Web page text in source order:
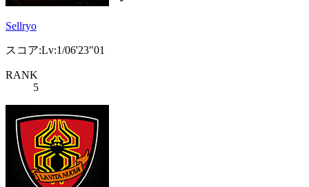
Sellryo
スコア:Lv:1/06'23"01
RANK
5